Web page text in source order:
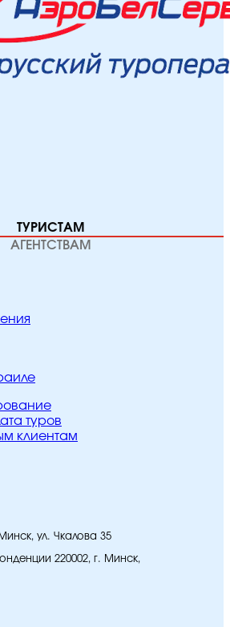
ТУРИСТАМ
АГЕНТСТВАМ
туров
клиентам
ул. Чкалова 35
220002, г. Минск,